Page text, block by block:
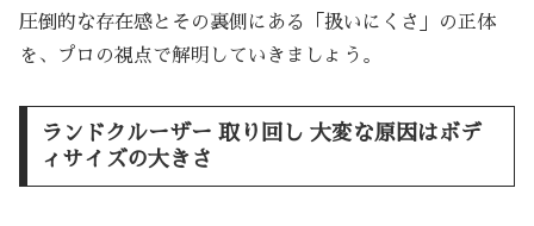
圧倒的な存在感とその裏側にある「扱いにくさ」の正体
を、プロの視点で解明していきましょう。
ランドクルーザー 取り回し 大変な原因はボデ
ィサイズの大きさ